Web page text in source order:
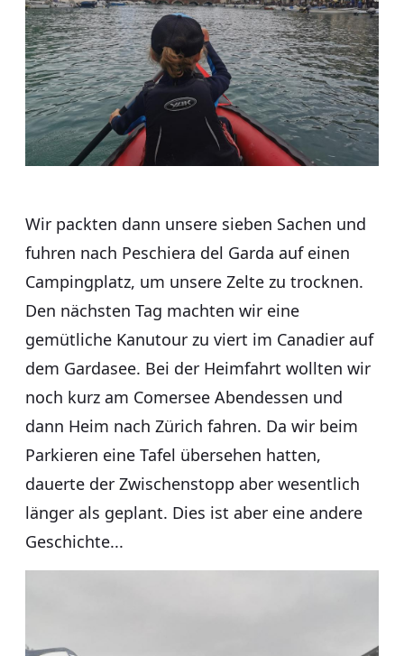
Wir packten dann unsere sieben Sachen und
fuhren nach Peschiera del Garda auf einen
Campingplatz, um unsere Zelte zu trocknen.
Den nächsten Tag machten wir eine
gemütliche Kanutour zu viert im Canadier auf
dem Gardasee. Bei der Heimfahrt wollten wir
noch kurz am Comersee Abendessen und
dann Heim nach Zürich fahren. Da wir beim
Parkieren eine Tafel übersehen hatten,
dauerte der Zwischenstopp aber wesentlich
länger als geplant. Dies ist aber eine andere
Geschichte...